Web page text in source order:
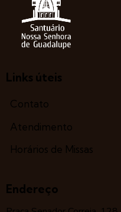
Links úteis
Contato
Atendimento
Horários de Missas
Endereço